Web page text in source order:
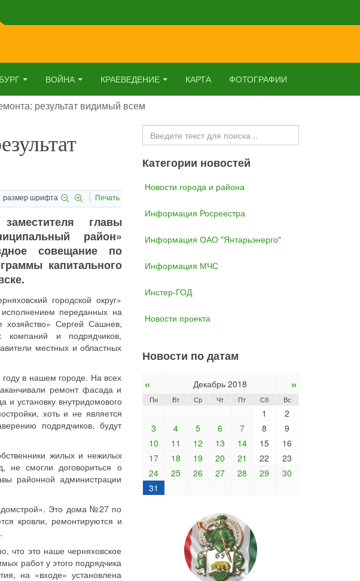
ВОЙНА КРАЕВЕДЕНИЕ КАРТА ФОТОГРАФИИ
результат видимый всем
размер шрифта Печать
главы
район»
совещание по
капитального
городской округ»
переданных на
Сергей Сашнев,
компаний и подрядчиков,
местных и областных
в нашем городе. На всех
ремонт фасада и
установку внутридомового
хоть и не является
подрядчиков, будут
жилых и нежилых
не смогли договориться о
районной администрации
Это дома №27 по
кровли, ремонтируются и
это наше черняховское
работ у этого подрядчика
на «входе» установлена
Искать...
Категории новостей
Новости города и района
Информация Росреестра
Информация ОАО "Янтарьэнерго"
Информация МЧС
Инстер-ГОД
Новости проекта
Новости по датам
« Декабрь 2018 »
Пн Вт Ср Чт Пт Сб Вс
1
2
3
4 5 6 7 8
9
10
11 12 13 14 15
16
17
18 19 20 21 22
23
24
25 26 27 28 29
30
31